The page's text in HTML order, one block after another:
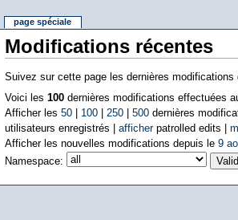
Modifications récentes
Suivez sur cette page les dernières modifications
Voici les 100dernières modifications effectuées
Afficher les 50| 100| 250| 500dernières
utilisateurs enregistrés | afficherpatrolled edits |
Afficher les nouvelles modifications depuis le 9
Namespace:
page spéciale